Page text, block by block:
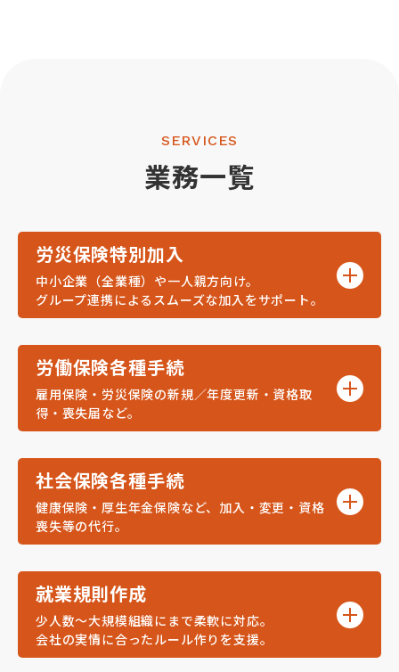
SERVICES
業務一覧
労災保険特別加入
中小企業（全業種）や一人親方向け。
グループ連携によるスムーズな加入をサポート。
労働保険各種手続
雇用保険・労災保険の新規／年度更新・資格取
得・喪失届など。
社会保険各種手続
健康保険・厚生年金保険など、加入・変更・資格
喪失等の代行。
就業規則作成
少人数～大規模組織にまで柔軟に対応。
会社の実情に合ったルール作りを支援。